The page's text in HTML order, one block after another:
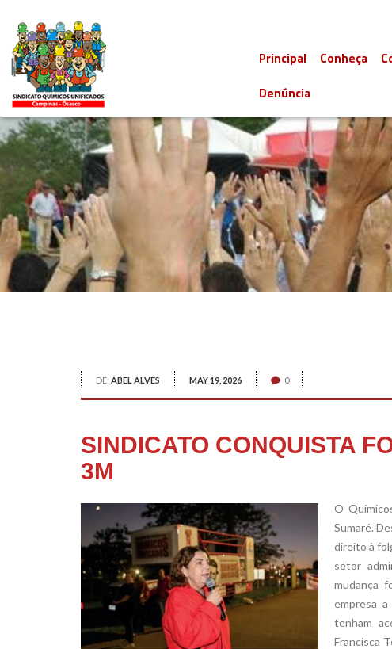
Principal Conheça
Denúncia
DE: ABEL ALVES MAY 19, 2026 0
SINDICATO CONQUISTA
3M
O
Sumaré.
direito à
setor
mudança
empresa
tenham
Francisca